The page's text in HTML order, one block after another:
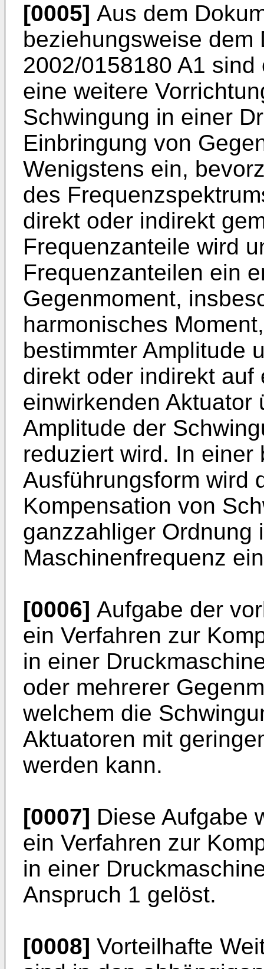
[0005] Aus dem
beziehungsweise
2002/0158180 A1 sind
eine weitere
Schwingung in einer
Einbringung von
Wenigstens ein,
des
direkt oder indirekt
Frequenzanteile wird
Frequenzanteilen ein
Gegenmoment,
harmonisches
bestimmter Amplitude
direkt oder indirekt
einwirkenden Aktuator
Amplitude der
reduziert wird. In einer
Ausführungsform wird
Kompensation von
ganzzahliger Ordnung
Maschinenfrequenz
[0006] Aufgabe der
ein Verfahren zur
in einer
oder mehrerer
welchem die
Aktuatoren mit
werden kann.
[0007] Diese Aufgabe
ein Verfahren zur
in einer
Anspruch 1 gelöst.
[0008] Vorteilhafte